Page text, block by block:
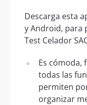
Descarga esta
y Android, para
Test Celador
Es cómoda,
todas las
permiten
organizar